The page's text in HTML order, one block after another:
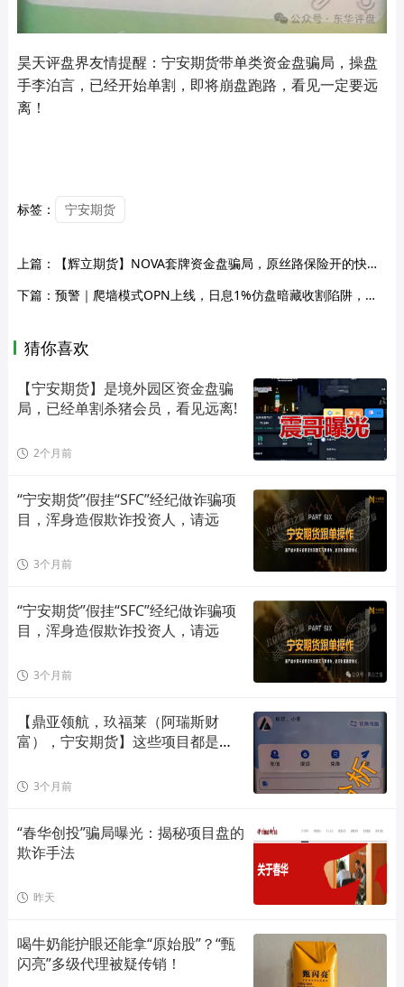
昊天评盘界友情提醒：宁安期货带单类资金盘骗局，操盘
手李泊言，已经开始单割，即将崩盘跑路，看见一定要远
离！
标签： 宁安期货
上篇：
【辉立期货】NOVA套牌资金盘骗局，原丝路保险开的快割资金盘，远离！
下篇： 预警｜爬墙模式OPN上线，日息1%仿盘暗藏收割陷阱，零撸噱头全是庞氏骗局
猜你喜欢
【宁安期货】是境外园区资金盘骗
局，已经单割杀猪会员，看见远离!
2个月前
“宁安期货”假挂“SFC”经纪做诈骗项
目，浑身造假欺诈投资人，请远
3个月前
“宁安期货”假挂“SFC”经纪做诈骗项
目，浑身造假欺诈投资人，请远
3个月前
【鼎亚领航，玖福莱（阿瑞斯财
富），宁安期货】这些项目都是骗
3个月前
“春华创投”骗局曝光：揭秘项目盘的
欺诈手法
昨天
喝牛奶能护眼还能拿“原始股”？“甄
闪亮”多级代理被疑传销！